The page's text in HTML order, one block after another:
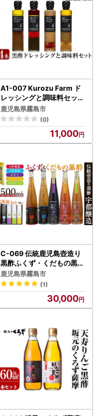
A1-007 Kurozu Farm ド
レッシングと調味料セット
(計4本)【坂元のくろず】
霧島市 調味料 お酢 詰め合
わせ
鹿児島県霧島市
(0)
11,000
C-069 伝統鹿児島壺造り
黒酢ふくず・くだもの黒酢
(飲む黒酢）500m×5本セ
ット【宇都醸造】
鹿児島県霧島市
(1)
30,000